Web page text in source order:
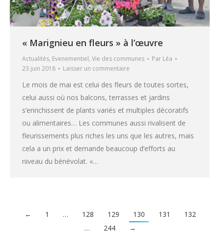
« Marignieu en fleurs » à l’œuvre
Actualités, Evenementiel, Vie des communes Par Léa
23 juin 2018
Laisser un commentaire
Le mois de mai est celui des fleurs de toutes sortes,
celui aussi où nos balcons, terrasses et jardins
s’enrichissent de plants variés et multiples décoratifs
ou alimentaires… Les communes aussi rivalisent de
fleurissements plus riches les uns que les autres, mais
cela a un prix et demande beaucoup d’efforts au
niveau du bénévolat. «…
← 1 … 128 129 130 131
132
…
244 →